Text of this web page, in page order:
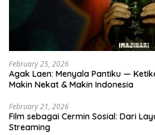
February 25, 2026
Agak Laen: Menyala Pantiku —
Makin Nekat & Makin Indonesia
February 21, 2026
Film sebagai Cermin Sosial: Dari
Streaming